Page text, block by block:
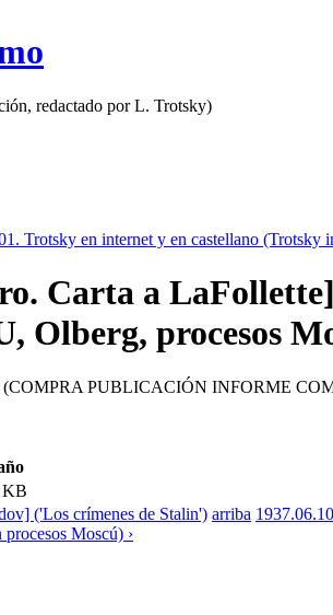
redactado por L. Trotsky)
Trotsky en internet y en castellano (Trotsky
Carta a
Olberg, procesos
PUBLICACIÓN INFORME
KB
('Los crímenes de Stalin') arriba
Moscú) ›